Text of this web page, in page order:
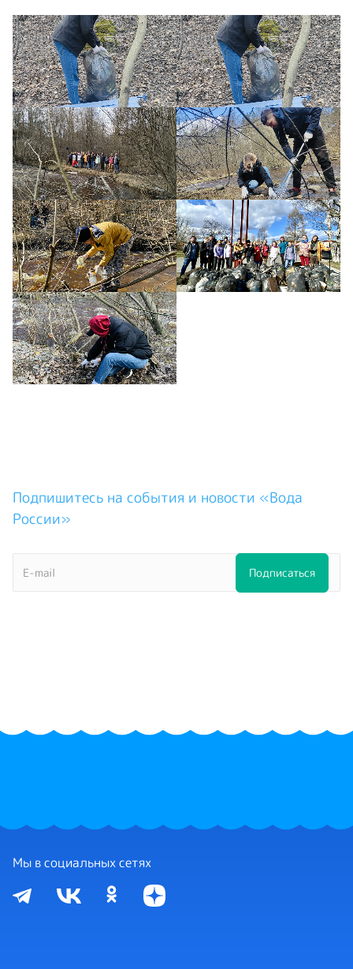
Подпишитесь на события и новости «Вода
России»
Мы в социальных сетях